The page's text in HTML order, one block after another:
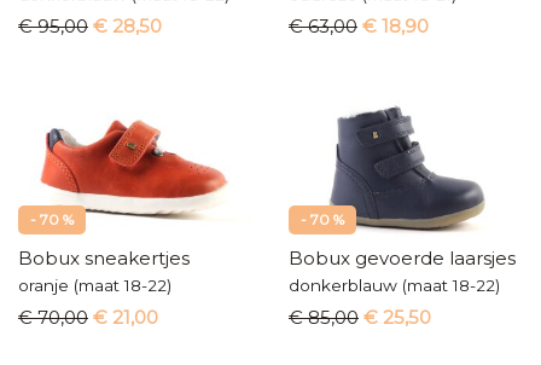
€ 95,00 € 28,50 € 63,00 € 18,90
- 70 %
Bobux sneakertjes
oranje (maat 18-22)
€ 70,00 € 21,00
- 70 %
Bobux gevoerde laarsjes
donkerblauw (maat 18-22)
€ 85,00 € 25,50